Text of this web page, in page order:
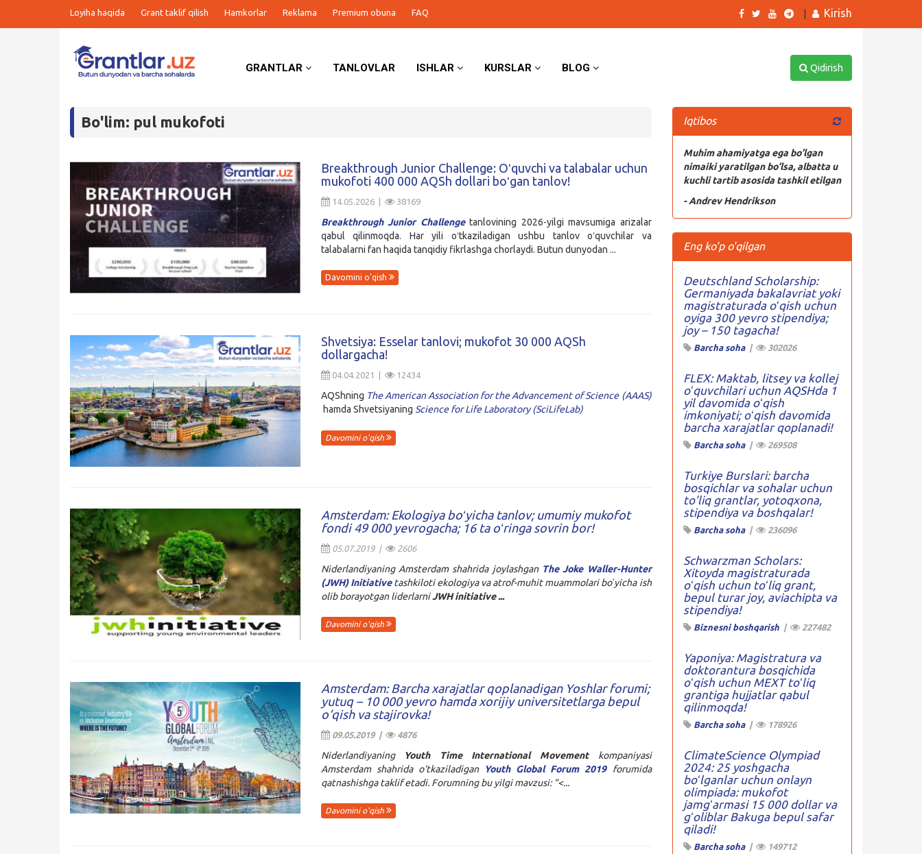
Loyiha haqida Grant taklif qilish Hamkorlar Reklama Premium obuna FAQ Kirish
GRANTLAR TANLOVLAR ISHLAR KURSLAR BLOG Qidirish
Bo'lim: pul mukofoti
Breakthrough Junior Challenge: Oʻquvchi va talabalar uchun
mukofoti 400 000 AQSh dollari boʻgan tanlov!
14.05.2026 | 38169
Breakthrough Junior Challengetanlovining 2026-yilgi mavsumiga arizalar
qabul qilinmoqda. Har yili oʻtkaziladigan ushbu tanlov oʻquvchilar va
talabalarni fan haqida tanqidiy fikrlashga chorlaydi. Butun dunyodan ...
Davomini o'qish
Shvetsiya: Esselar tanlovi; mukofot 30 000 AQSh
dollargacha!
04.04.2021 | 12434
AQShning The American Association for the Advancement of Science (AAAS)
hamda Shvetsiyaning Science for Life Laboratory (SciLifeLab)
Davomini o'qish
Amsterdam: Ekologiya boʻyicha tanlov; umumiy mukofot
fondi 49 000 yevrogacha; 16 ta oʻringa sovrin bor!
05.07.2019 | 2606
Niderlandiyaning Amsterdam shahrida joylashgan The Joke Waller-Hunter
(JWH) Initiativetashkiloti ekologiya va atrof-muhit muammolari boʻyicha ish
olib borayotgan liderlarniJWH initiative ...
Davomini o'qish
Amsterdam: Barcha xarajatlar qoplanadigan Yoshlar forumi;
yutuq – 10 000 yevro hamda xorijiy universitetlarga bepul
o‘qish va stajirovka!
09.05.2019 | 4876
Niderlandiyaning Youth Time International Movement kompaniyasi
Amsterdam shahrida o‘tkaziladigan Youth Global Forum 2019forumida
qatnashishga taklif etadi. Forumning bu yilgi mavzusi: “<...
Davomini o'qish
Iqtibos
Muhim ahamiyatga ega bo’lgan
nimaiki yaratilgan bo’lsa, albatta u
kuchli tartib asosida tashkil etilgan
- Andrev Hendrikson
Eng ko'p o'qilgan
Deutschland Scholarship:
Germaniyada bakalavriat yoki
magistraturada oʻqish uchun
oyiga 300 yevro stipendiya;
joy – 150 tagacha!
Barcha soha| 302026
FLEX: Maktab, litsey va kollej
oʻquvchilari uchun AQSHda 1
yil davomida oʻqish
imkoniyati; oʻqish davomida
barcha xarajatlar qoplanadi!
Barcha soha| 269508
Turkiye Burslari: barcha
bosqichlar va sohalar uchun
to’liq grantlar, yotoqxona,
stipendiya va boshqalar!
Barcha soha| 236096
Schwarzman Scholars:
Xitoyda magistraturada
oʻqish uchun toʻliq grant,
bepul turar joy, aviachipta va
stipendiya!
Biznesni boshqarish| 227482
Yaponiya: Magistratura va
doktorantura bosqichida
oʻqish uchun MEXT toʻliq
grantiga hujjatlar qabul
qilinmoqda!
Barcha soha| 178926
ClimateScience Olympiad
2024: 25 yoshgacha
boʻlganlar uchun onlayn
olimpiada: mukofot
jamgʻarmasi 15 000 dollar va
gʻoliblar Bakuga bepul safar
qiladi!
Barcha soha| 149712